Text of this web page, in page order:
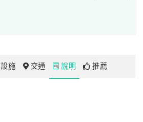
設施 交通 說明 推薦